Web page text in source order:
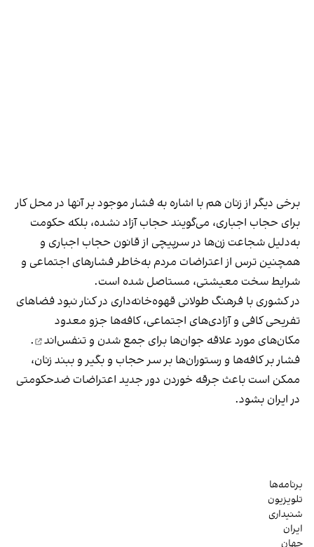
برخی دیگر از زنان هم با اشاره به فشار موجود بر آنها در محل کار
برای حجاب اجباری، می‌گویند حجاب آزاد نشده، بلکه حکومت
به‌دلیل شجاعت زن‌ها در سرپیچی از قانون حجاب اجباری و
همچنین ترس از اعتراضات مردم به‌خاطر فشارهای اجتماعی و
شرایط سخت معیشتی، مستاصل شده است.
در کشوری با فرهنگ طولانی قهوه‌‌خانه‌داری در کنار نبود فضاهای
تفریحی کافی و آزادی‌های اجتماعی، کافه‌ها جزو معدود
مکان‌های مورد علاقه جوان‌ها برای جمع شدن و تنفس‌اند
.
فشار بر کافه‌ها و رستوران‌ها بر سر حجاب و بگیر و ببند زنان،
ممکن است باعث جرقه خوردن دور جدید اعتراضات ضدحکومتی
در ایران بشود.
برنامه‌ها
تلویزیون
شنیداری
ایران
جهان